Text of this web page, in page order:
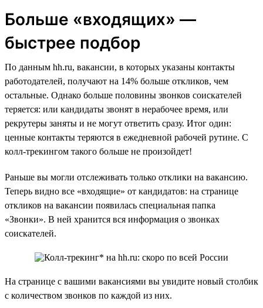
Больше «входящих» —
быстрее подбор
По данным hh.ru, вакансии, в которых указаны контакты
работодателей, получают на 14% больше откликов, чем
остальные. Однако больше половины звонков соискателей
теряется: или кандидаты звонят в нерабочее время, или
рекрутеры заняты и не могут ответить сразу. Итог один:
ценные контакты теряются в ежедневной рабочей рутине. С
колл-трекингом такого больше не произойдет!
Раньше вы могли отслеживать только отклики на вакансию.
Теперь видно все «входящие» от кандидатов: на странице
откликов на вакансии появилась специальная папка
«Звонки». В ней хранится вся информация о звонках
соискателей.
На странице с вашими вакансиями вы увидите новый столбик
с количеством звонков по каждой из них.